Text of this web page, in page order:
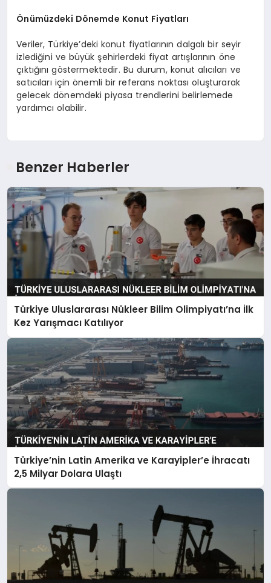
Önümüzdeki Dönemde Konut Fiyatları
Veriler, Türkiye’deki konut fiyatlarının dalgalı bir seyir
izlediğini ve büyük şehirlerdeki fiyat artışlarının öne
çıktığını göstermektedir. Bu durum, konut alıcıları ve
satıcıları için önemli bir referans noktası oluşturarak
gelecek dönemdeki piyasa trendlerini belirlemede
yardımcı olabilir.
Benzer Haberler
Türkiye Uluslararası Nükleer Bilim Olimpiyatı’na İlk
Kez Yarışmacı Katılıyor
Türkiye’nin Latin Amerika ve Karayipler’e İhracatı
2,5 Milyar Dolara Ulaştı